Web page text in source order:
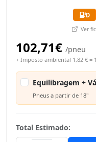
D
Ver
102,71€ /pneu
+ Imposto ambiental 1,82 € =
Equilibragem +
Pneus a partir de 18"
Total Estimado: